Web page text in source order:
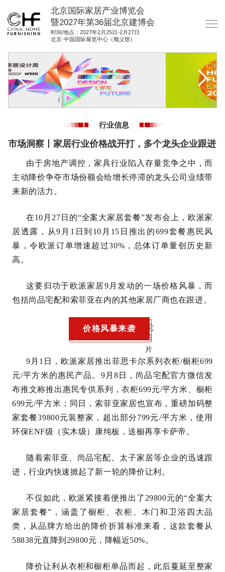
北京国际家居产业博览会
暨2027年第36届北京建博会
时间/地点：2027年2月25日-2月27日
北京·中国国际展览中心（顺义馆）
关于我们
展商服务
资料下载
集团展会
参展联络
行业信息
市场洞察丨家居行业价格战开打，多个龙头企业跟进
由于房地产调控，家具行业陷入存量竞争之中，而
主动降价争夺市场份额会给增长停滞的龙头公司业绩带
来新的活力。
在10月27日的“全案大家居套餐”发布会上，欧派家
居透露，从9月1日到10月15日推出的699套餐惠民风
暴，令欧派订单增速超过30%，总体订单量创历史新
高。
这要归功于欧派家居9月发动的一场价格风暴，而
包括尚品宅配和索菲亚在内的其他家居厂商也在跟进。
价格风暴来袭
9月1日，欧派家居推出菲思卡尔系列衣柜/橱柜699
元/平方米的惠民产品。9月8日，尚品宅配官方微信发
布推文称推出惠民专供系列，衣柜699元/平方米、橱柜
699元/平方米；同日，索菲亚家居也宣布，重磅加码整
家套餐39800元装整家，超出部分799元/平方米，使用
环保ENF级（实木级）康纯板，送橱再享卡萨帝。
随着索菲亚、尚品宅配、太子家居等企业的迅速跟
进，行业内快速掀起了新一轮的降价让利。
不仅如此，欧派紧接着便推出了29800元的“全案大
家居套餐”，涵盖了橱柜、衣柜、木门和卫浴四大品
类，从品牌方给出的降价折算标准来看，这款套餐从
58838元直降到29800元，降幅近50%。
降价让利从衣柜和橱柜单品而起，此后蔓延至整家